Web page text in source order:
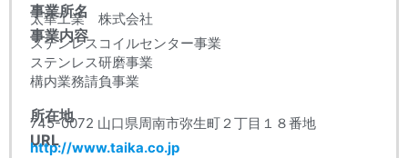
事業所名
太華工業 株式会社
事業内容
ステンレスコイルセンター事業
ステンレス研磨事業
構内業務請負事業
所在地
745-0072 山口県周南市弥生町２丁目１８番地
URL
http://www.taika.co.jp